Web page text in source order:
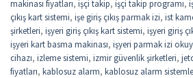
makinası fiyatları, işçi takip, işçi takip programı,
çıkış kart sistemi, işe giriş çıkış parmak izi, ist
şirketleri, işyeri giriş çıkış kart sistemi, işyeri giriş
işyeri kart basma makinası, işyeri parmak izi
cihazı, izleme sistemi, izmir güvenlik şirketleri,
fiyatları, kablosuz alarm, kablosuz alarm